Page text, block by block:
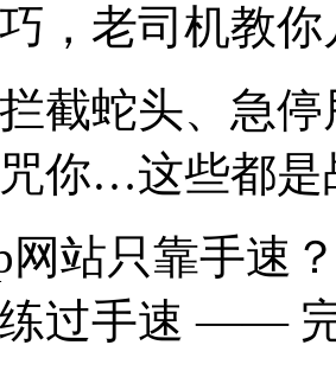
巧，老司机教
截蛇头、急
你…这些都是
网站只靠手速
过手速 ——